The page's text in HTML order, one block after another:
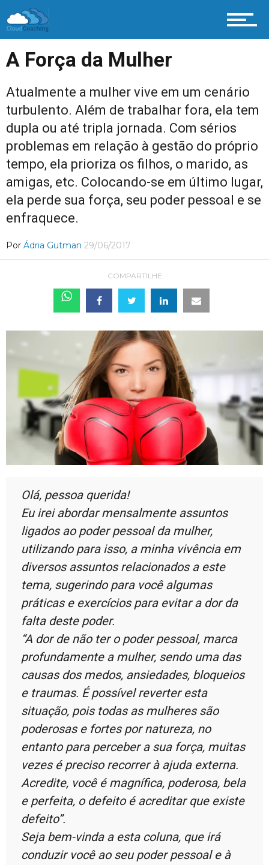
A Força da Mulher
Atualmente a mulher vive em um cenário
turbulento. Além de trabalhar fora, ela tem
dupla ou até tripla jornada. Com sérios
problemas em relação à gestão do próprio
tempo, ela prioriza os filhos, o marido, as
amigas, etc. Colocando-se em último lugar,
ela perde sua força, seu poder pessoal e se
enfraquece.
Por Ádria Gutman 29/06/2017
COMPARTILHE
Olá, pessoa querida!
Eu irei abordar mensalmente assuntos
ligados ao poder pessoal da mulher,
utilizando para isso, a minha vivência em
diversos assuntos relacionados a este
tema, sugerindo para você algumas
práticas e exercícios para evitar a dor da
falta deste poder.
“A dor de não ter o poder pessoal, marca
profundamente a mulher, sendo uma das
causas dos medos, ansiedades, bloqueios
e traumas. É possível reverter esta
situação, pois todas as mulheres são
poderosas e fortes por natureza, no
entanto para perceber a sua força, muitas
vezes é preciso recorrer à ajuda externa.
Acredite, você é magnífica, poderosa, bela
e perfeita, o defeito é acreditar que existe
defeito”.
Seja bem-vinda a esta coluna, que irá
conduzir você ao seu poder pessoal e à